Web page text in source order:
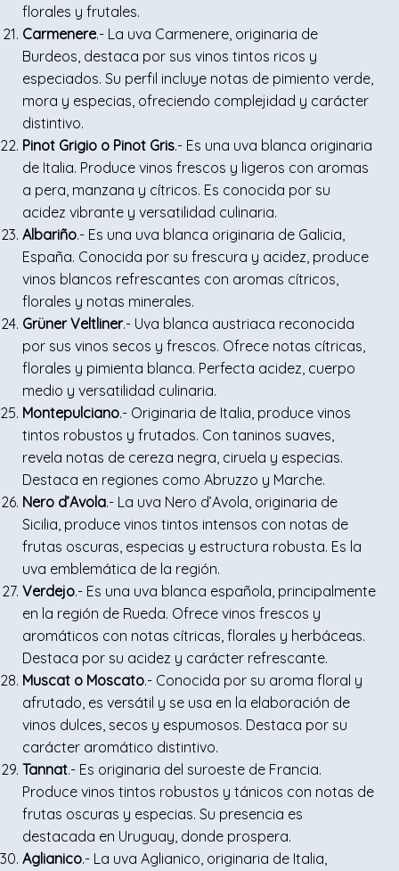
florales y frutales.
Carmenere.- La uva Carmenere, originaria de
Burdeos, destaca por sus vinos tintos ricos y
especiados. Su perfil incluye notas de pimiento verde,
mora y especias, ofreciendo complejidad y carácter
distintivo.
Pinot Grigio o Pinot Gris.- Es una uva blanca originaria
de Italia. Produce vinos frescos y ligeros con aromas
a pera, manzana y cítricos. Es conocida por su
acidez vibrante y versatilidad culinaria.
Albariño.- Es una uva blanca originaria de Galicia,
España. Conocida por su frescura y acidez, produce
vinos blancos refrescantes con aromas cítricos,
florales y notas minerales.
Grüner Veltliner.- Uva blanca austriaca reconocida
por sus vinos secos y frescos. Ofrece notas cítricas,
florales y pimienta blanca. Perfecta acidez, cuerpo
medio y versatilidad culinaria.
Montepulciano.- Originaria de Italia, produce vinos
tintos robustos y frutados. Con taninos suaves,
revela notas de cereza negra, ciruela y especias.
Destaca en regiones como Abruzzo y Marche.
Nero d’Avola.- La uva Nero d’Avola, originaria de
Sicilia, produce vinos tintos intensos con notas de
frutas oscuras, especias y estructura robusta. Es la
uva emblemática de la región.
Verdejo.- Es una uva blanca española, principalmente
en la región de Rueda. Ofrece vinos frescos y
aromáticos con notas cítricas, florales y herbáceas.
Destaca por su acidez y carácter refrescante.
Muscat o Moscato.- Conocida por su aroma floral y
afrutado, es versátil y se usa en la elaboración de
vinos dulces, secos y espumosos. Destaca por su
carácter aromático distintivo.
Tannat.- Es originaria del suroeste de Francia.
Produce vinos tintos robustos y tánicos con notas de
frutas oscuras y especias. Su presencia es
destacada en Uruguay, donde prospera.
Aglianico.- La uva Aglianico, originaria de Italia,